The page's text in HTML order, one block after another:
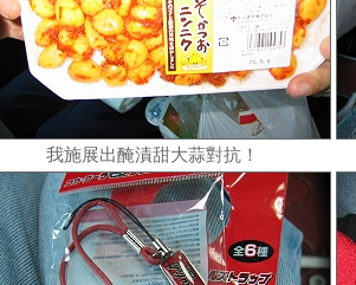
我施展出醃漬甜大蒜對抗！